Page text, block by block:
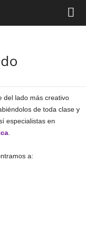
del lado más creativo
de toda clase y
especialistas en
a: